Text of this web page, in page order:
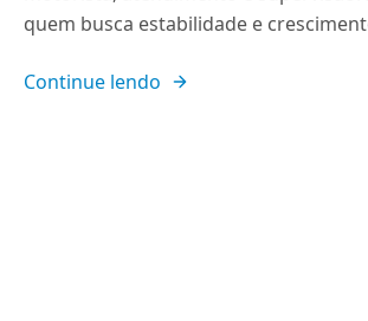
quem busca estabilidade e
Continue lendo